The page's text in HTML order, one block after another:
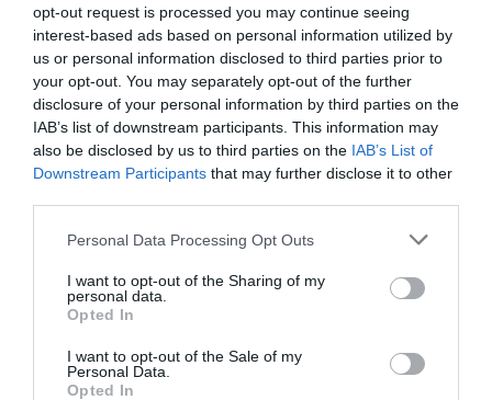
opt-out request is processed you may continue seeing
interest-based ads based on personal information utilized by
us or personal information disclosed to third parties prior to
your opt-out. You may separately opt-out of the further
disclosure of your personal information by third parties on the
IAB’s list of downstream participants. This information may
also be disclosed by us to third parties on the IAB’s List of
Downstream Participants that may further disclose it to other
Please note that this website/app uses one or more Google
not limited to your visit or usage behaviour. You may click to
grant or deny consent to Google and its third-party tags to
use your data for below specified purposes in below Google
consent section.
Personal Data Processing Opt Outs
I want to opt-out of the Sharing of my
personal data.
Opted In
I want to opt-out of the Sale of my
Personal Data.
Opted In
OUT OF STOCK
BUDAPEST FEKETE
Értékelés:
1.000Ft
OUT OF STOCK
BUDAPEST PIROS